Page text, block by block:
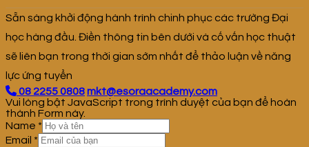
Sẵn sàng khởi động hành trình chinh phục các trường Đại
học hàng đầu. Điền thông tin bên dưới và cố vấn học thuật
sẽ liên bạn trong thời gian sớm nhất để thảo luận về năng
lực ứng tuyển
08 2255 0808mkt@esoraacademy.com
Vui lòng bật JavaScript trong trình duyệt của bạn để hoàn
thành Form này.
Name *
Email *